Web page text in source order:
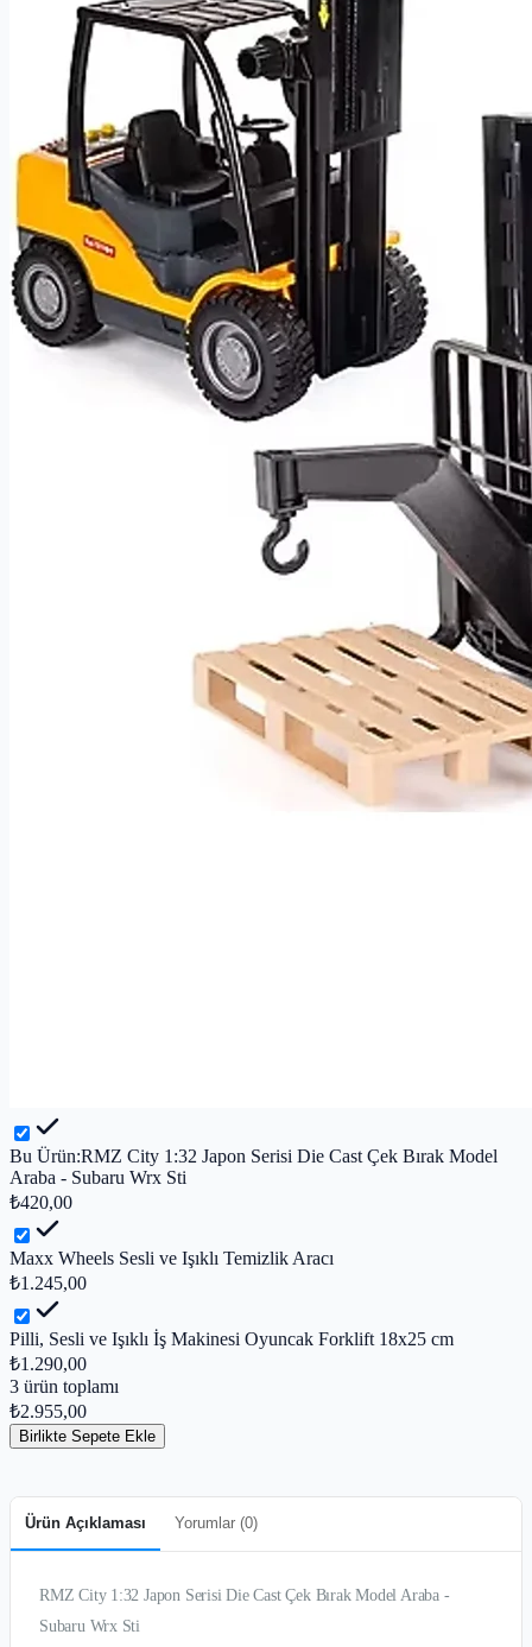
Bu Ürün:RMZ City 1:32 Japon Serisi Die Cast Çek Bırak Model
Araba - Subaru Wrx Sti
₺420,00
Maxx Wheels Sesli ve Işıklı Temizlik Aracı
₺1.245,00
Pilli, Sesli ve Işıklı İş Makinesi Oyuncak Forklift 18x25 cm
₺1.290,00
3 ürün toplamı
₺2.955,00
Birlikte Sepete Ekle
Ürün Açıklaması Yorumlar (0)
RMZ City 1:32 Japon Serisi Die Cast Çek Bırak Model Araba -
Subaru Wrx Sti